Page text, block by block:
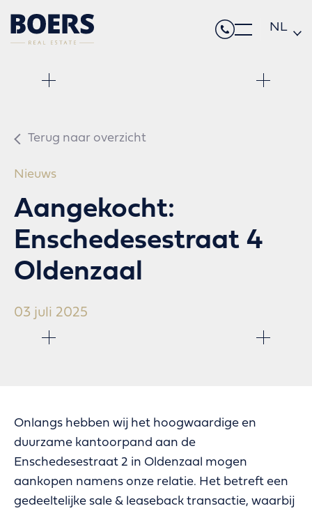
NL
Terug naar overzicht
Nieuws
Aangekocht:
Enschedesestraat 4
Oldenzaal
03 juli 2025
Onlangs hebben wij het hoogwaardige en
duurzame kantoorpand aan de
Enschedesestraat 2 in Oldenzaal mogen
aankopen namens onze relatie. Het betreft een
gedeeltelijke sale & leaseback transactie, waarbij